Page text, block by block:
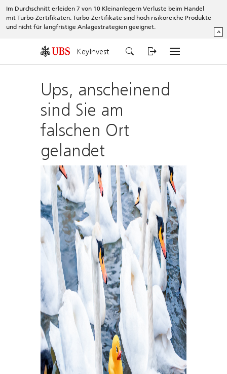
Im Durchschnitt erleiden 7 von 10 Kleinanlegern Verluste beim Handel
mit Turbo-Zertifikaten. Turbo-Zertifikate sind hoch risikoreiche Produkte
und nicht für langfristige Anlagestrategien geeignet.
^
KeyInvest
Ups, anscheinend
sind Sie am
falschen Ort
gelandet